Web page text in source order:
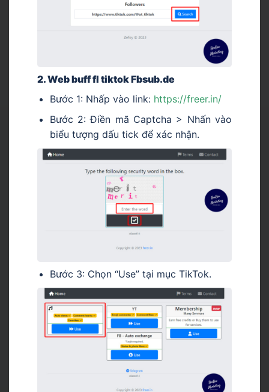
2. Web buff fl tiktok Fbsub.de
Bước 1: Nhấp vào link: https://freer.in/
Bước 2: Điền mã Captcha > Nhấn vào
biểu tượng dấu tick để xác nhận.
Bước 3: Chọn “Use” tại mục TikTok.